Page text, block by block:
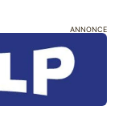
ANNONCE